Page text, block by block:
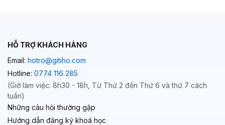
HỖ TRỢ KHÁCH HÀNG
Email: hotro@gitiho.com
Hotline: 0774 116 285
(Giờ làm việc: 8h30 - 18h, Từ Thứ 2 đến Thứ 6 và thứ 7 cách
tuần)
Những câu hỏi thường gặp
Hướng dẫn đăng ký khoá học